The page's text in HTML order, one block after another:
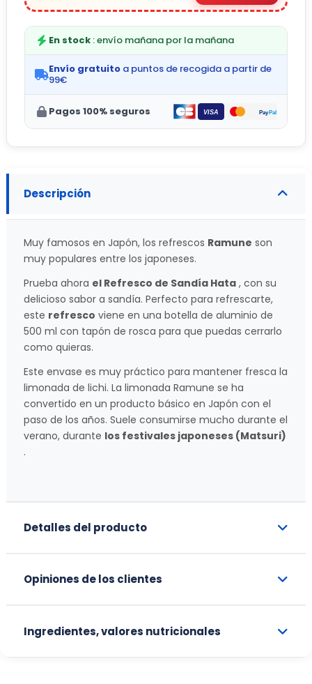
En stock : envío mañana por la mañana
Envío gratuito a puntos de recogida a partir de
99€
Pagos 100% seguros
Descripción
Muy famosos en Japón, los refrescos Ramune son
muy populares entre los japoneses.
Prueba ahora el Refresco de Sandía Hata , con su
delicioso sabor a sandía. Perfecto para refrescarte,
este refresco viene en una botella de aluminio de
500 ml con tapón de rosca para que puedas cerrarlo
como quieras.
Este envase es muy práctico para mantener fresca la
limonada de lichi. La limonada Ramune se ha
convertido en un producto básico en Japón con el
paso de los años. Suele consumirse mucho durante el
verano, durante los festivales japoneses (Matsuri)
.
Detalles del producto
Opiniones de los clientes
Ingredientes, valores nutricionales